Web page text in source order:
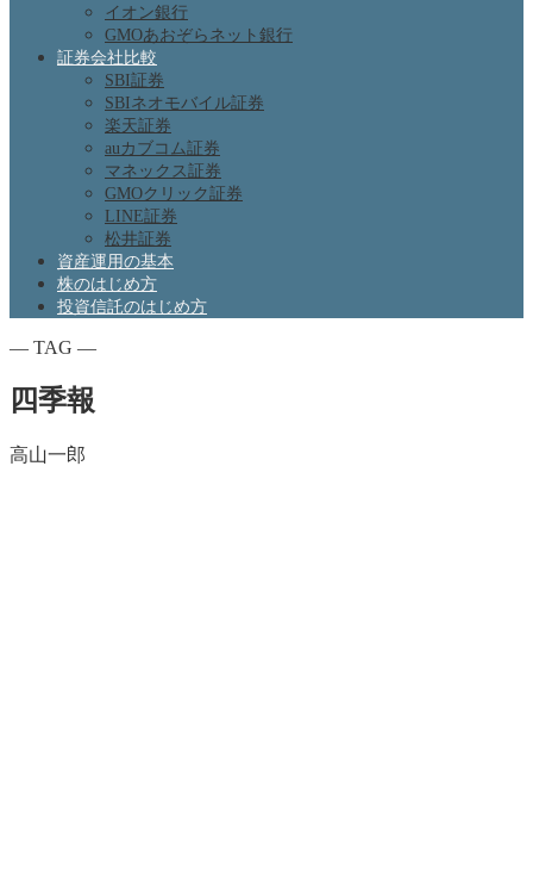
イオン銀行
GMOあおぞらネット銀行
証券会社比較
SBI証券
SBIネオモバイル証券
楽天証券
auカブコム証券
マネックス証券
GMOクリック証券
LINE証券
松井証券
資産運用の基本
株のはじめ方
投資信託のはじめ方
― TAG ―
四季報
高山一郎